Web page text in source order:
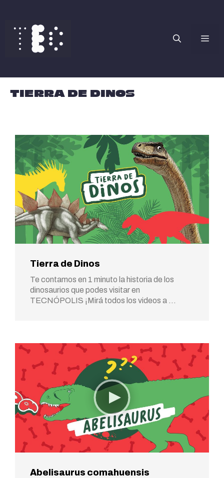
contenido
TIERRA DE DINOS
Tierra de Dinos
Te contamos en 1 minuto la historia de los
dinosaurios que podes visitar en
TECNÓPOLIS ¡Mirá todos los videos a …
Abelisaurus comahuensis